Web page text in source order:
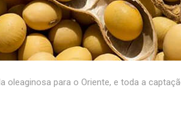
oleaginosa para o Oriente, e toda a